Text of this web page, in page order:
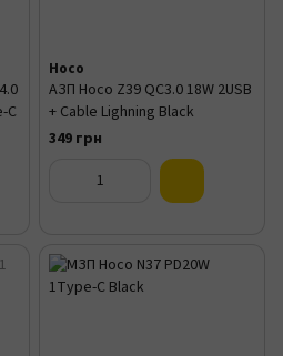
C
Hoco
АЗП Hoco Z39 QC3.0 18W 2USB
+ Cable Lighning Black
349 грн